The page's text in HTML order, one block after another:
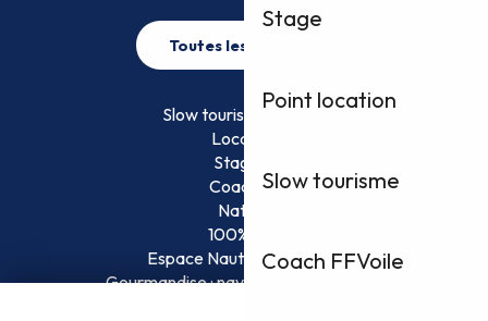
Stage
Point location
Slow tourisme
Coach FFVoile
Toutes les activités
Slow tourisme FFVoile
Location
Stage
Coaching
Nature
100% Fun
Espace Nautique Surveillé
Gourmandise : naviguez et savourez !